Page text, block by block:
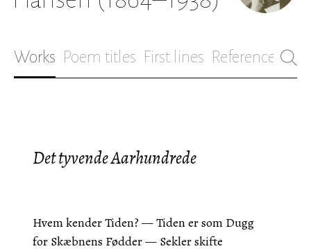
Works Poem titles First lines References
Det tyvende Aarhundrede
Hvem kender Tiden? — Tiden er som Dugg
for Skæbnens Fødder — Sekler skifte